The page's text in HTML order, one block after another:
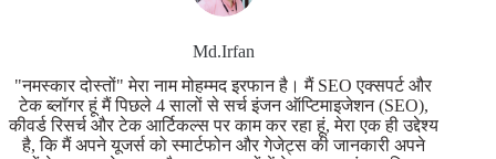
Md.Irfan
"नमस्कार दोस्तों" मेरा नाम मोहम्मद इरफान है। मैं SEO एक्सपर्ट और
टेक ब्लॉगर हूं मैं पिछले 4 सालों से सर्च इंजन ऑप्टिमाइजेशन (SEO),
कीवर्ड रिसर्च और टेक आर्टिकल्स पर काम कर रहा हूं, मेरा एक ही उद्देश्य
है, कि मैं अपने यूजर्स को स्मार्टफोन और गेजेट्स की जानकारी अपने